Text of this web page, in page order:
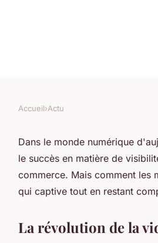
l'IA pour
de
Accueil›Actu
Dans le monde numérique
le succès en matière de
commerce. Mais comment les
qui captive tout en restant
La révolution de la